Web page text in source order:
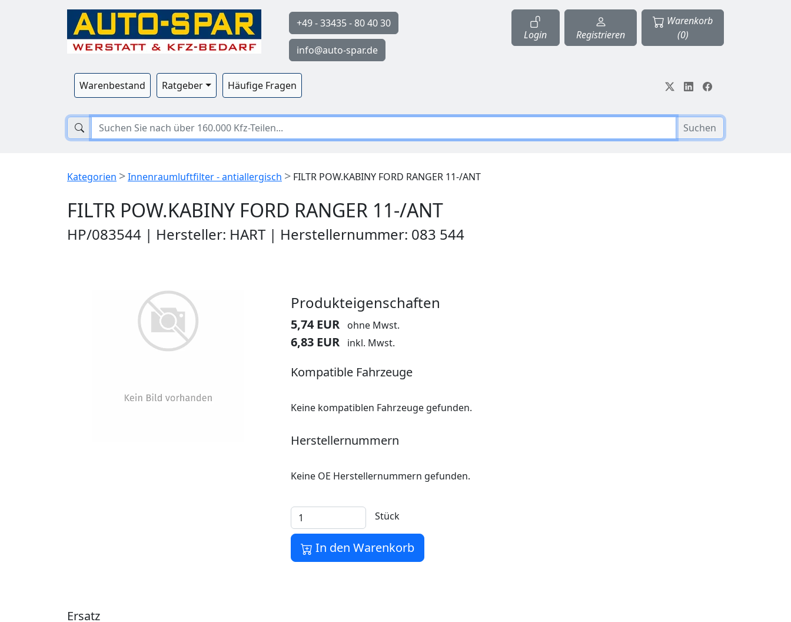
+49 - 33435 - 80 40 30
info@auto-spar.de
Login Registrieren
Warenkorb
(0)
Warenbestand Ratgeber Häufige Fragen
Suchen
Kategorien >Innenraumluftfilter - antiallergisch > FILTR POW.KABINY FORD RANGER 11-/ANT
FILTR POW.KABINY FORD RANGER 11-/ANT
HP/083544 | Hersteller: HART | Herstellernummer: 083 544
Produkteigenschaften
5,74 EUR ohne Mwst.
6,83 EUR inkl. Mwst.
Kompatible Fahrzeuge
Keine kompatiblen Fahrzeuge gefunden.
Herstellernummern
Keine OE Herstellernummern gefunden.
Stück
In den Warenkorb
Ersatz